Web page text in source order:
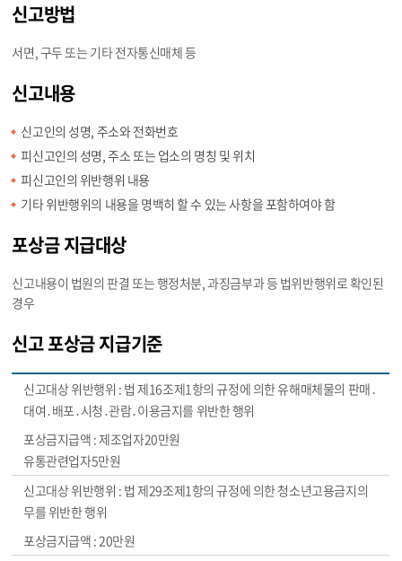
신고방법
서면, 구두 또는 기타 전자통신매체 등
신고내용
신고인의 성명, 주소와 전화번호
피신고인의 성명, 주소 또는 업소의 명칭 및 위치
피신고인의 위반행위 내용
기타 위반행위의 내용을 명백히 할 수 있는 사항을 포함하여야 함
포상금 지급대상
신고내용이 법원의 판결 또는 행정처분, 과징금부과 등 법위반행위로 확인된
경우
신고 포상금 지급기준
법 제16조제1항의 규정에 의한 유해매체물의 판매․
대여․배포․시청․관람․이용금지를 위반한 행위
제조업자20만원
유통관련업자5만원
법 제29조제1항의 규정에 의한 청소년고용금지의
무를 위반한 행위
20만원